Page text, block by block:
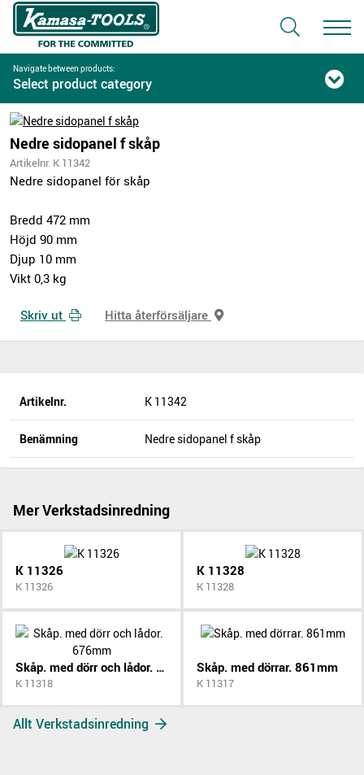
Navigate between products:
Select product category
Nedre sidopanel f skåp
Artikelnr. K 11342
Nedre sidopanel för skåp
Bredd 472 mm
Höjd 90 mm
Djup 10 mm
Vikt 0,3 kg
Skriv ut Hitta återförsäljare
Artikelnr. K 11342
Benämning Nedre sidopanel f skåp
Mer Verkstadsinredning
K 11326
K 11326
K 11328
K 11328
Skåp. med dörr och lådor. 676mm
K 11318
Skåp. med dörrar. 861mm
K 11317
Allt Verkstadsinredning